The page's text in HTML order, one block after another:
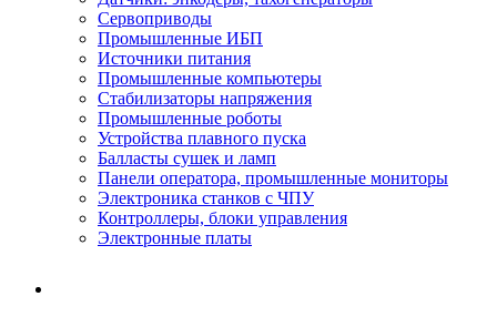
Сервоприводы
Промышленные ИБП
Источники питания
Промышленные компьютеры
Стабилизаторы напряжения
Промышленные роботы
Устройства плавного пуска
Балласты сушек и ламп
Панели оператора, промышленные мониторы
Электроника станков с ЧПУ
Контроллеры, блоки управления
Электронные платы